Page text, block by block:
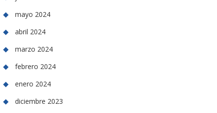
mayo 2024
abril 2024
marzo 2024
febrero 2024
enero 2024
diciembre 2023